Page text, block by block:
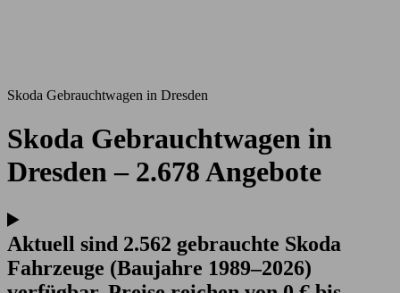
Skoda Gebrauchtwagen in Dresden
Skoda Gebrauchtwagen in
Dresden – 2.678 Angebote
Aktuell sind 2.562 gebrauchte Skoda
Fahrzeuge (Baujahre 1989–2026)